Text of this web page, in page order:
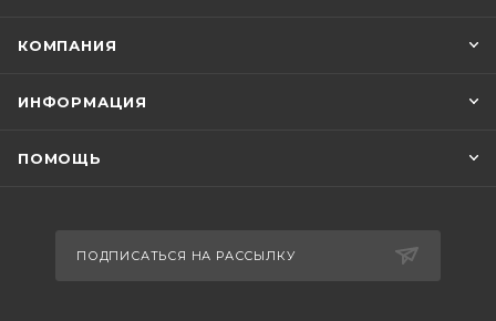
КОМПАНИЯ
ИНФОРМАЦИЯ
ПОМОЩЬ
ПОДПИСАТЬСЯ НА РАССЫЛКУ